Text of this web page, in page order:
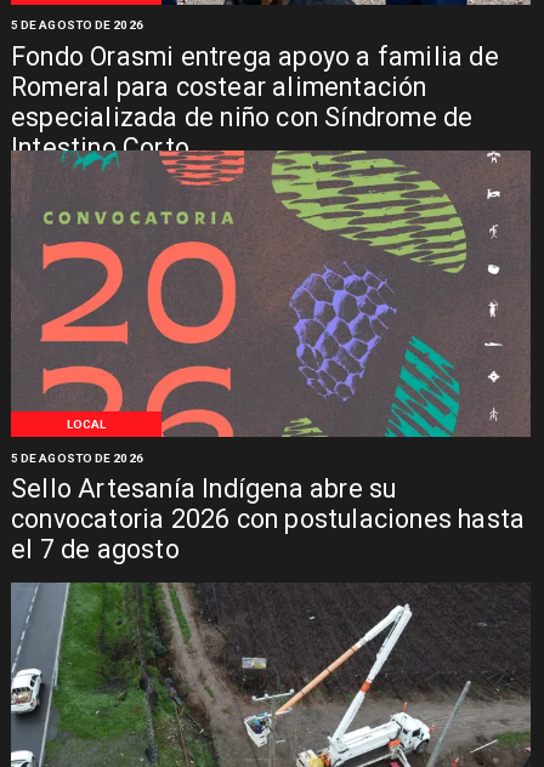
Fondo Orasmi entrega apoyo a familia de
Romeral para costear alimentación
especializada de niño con Síndrome de
Intestino Corto
5 DE AGOSTO DE 2026
LOCAL
Sello Artesanía Indígena abre su
convocatoria 2026 con postulaciones hasta
el 7 de agosto
5 DE AGOSTO DE 2026